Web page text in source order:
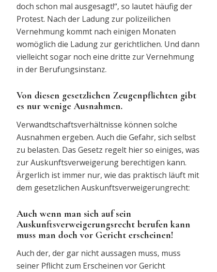
doch schon mal ausgesagt!“, so lautet häufig der
Protest. Nach der Ladung zur polizeilichen
Vernehmung kommt nach einigen Monaten
womöglich die Ladung zur gerichtlichen. Und dann
vielleicht sogar noch eine dritte zur Vernehmung
in der Berufungsinstanz.
Von diesen gesetzlichen Zeugenpflichten gibt
es nur wenige Ausnahmen.
Verwandtschaftsverhältnisse können solche
Ausnahmen ergeben. Auch die Gefahr, sich selbst
zu belasten. Das Gesetz regelt hier so einiges, was
zur Auskunftsverweigerung berechtigen kann.
Ärgerlich ist immer nur, wie das praktisch läuft mit
dem gesetzlichen Auskunftsverweigerungrecht:
Auch wenn man sich auf sein
Auskunftsverweigerungsrecht berufen kann
muss man doch vor Gericht erscheinen!
Auch der, der gar nicht aussagen muss, muss
seiner Pflicht zum Erscheinen vor Gericht